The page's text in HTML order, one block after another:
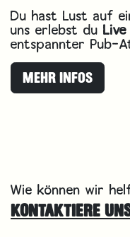
Du hast Lust auf
uns erlebst du
entspannter Pub-
MEHR INFOS
Wie können wir
KONTAKTIERE